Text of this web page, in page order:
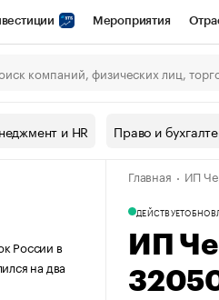
Мероприятия
Конференции СПб Спецпроекты
Рынок наличной валюты
и HR Право и
России в
на два
Главная ИП
ДЕЙСТВУЕТ
ИП